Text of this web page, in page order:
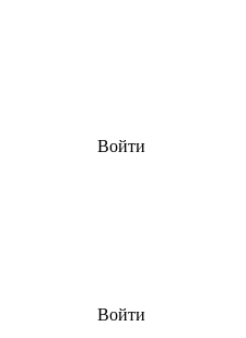
Войти
Войти